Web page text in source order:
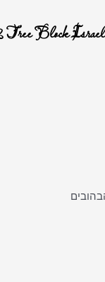
Block
תפריט הנגישות